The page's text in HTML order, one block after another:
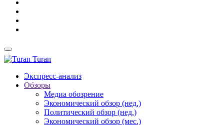
Turan
Экспресс-анализ
Обзоры
Медиа обозрение
Экономический обзор (нед.)
Политический обзор (нед.)
Экономический обзор (мес.)